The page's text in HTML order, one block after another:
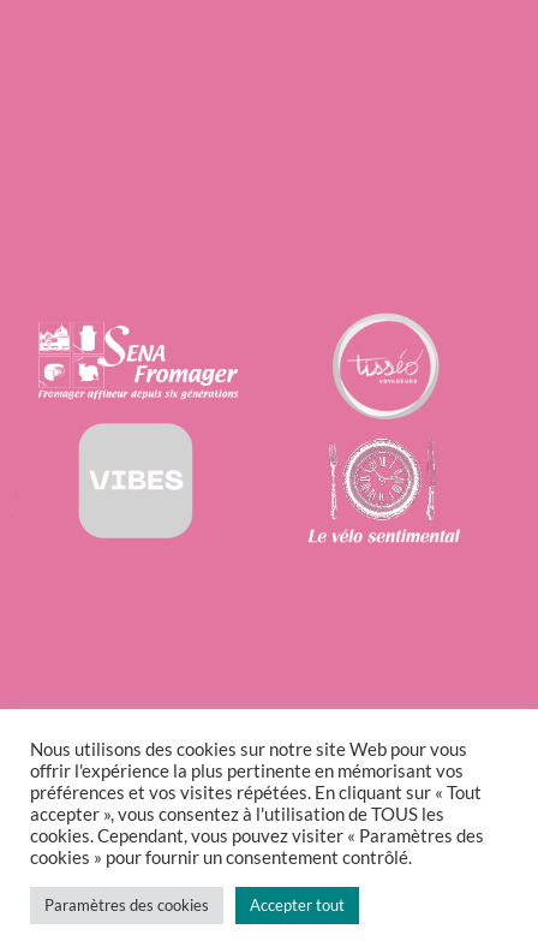
Politique de confidentialité Fièrement propulsé par WordPress
Nous utilisons des cookies sur notre site Web pour vous
offrir l'expérience la plus pertinente en mémorisant vos
préférences et vos visites répétées. En cliquant sur « Tout
accepter », vous consentez à l'utilisation de TOUS les
cookies. Cependant, vous pouvez visiter « Paramètres des
cookies » pour fournir un consentement contrôlé.
Paramètres des cookies Accepter tout